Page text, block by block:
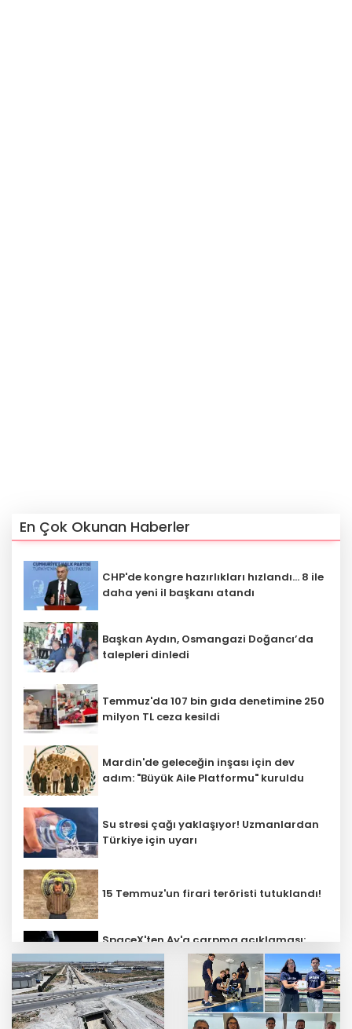
En Çok Okunan Haberler
CHP'de kongre hazırlıkları hızlandı... 8 ile
daha yeni il başkanı atandı
Başkan Aydın, Osmangazi Doğancı’da
talepleri dinledi
Temmuz'da 107 bin gıda denetimine 250
milyon TL ceza kesildi
Mardin'de geleceğin inşası için dev
adım: "Büyük Aile Platformu" kuruldu
Su stresi çağı yaklaşıyor! Uzmanlardan
Türkiye için uyarı
15 Temmuz'un firari teröristi tutuklandı!
SpaceX'ten Ay'a çarpma açıklaması:
Sorumlu uzay operasyonları için
çalışıyoruz
'Ay Grubu' suç örgütüne 12 gözaltı!